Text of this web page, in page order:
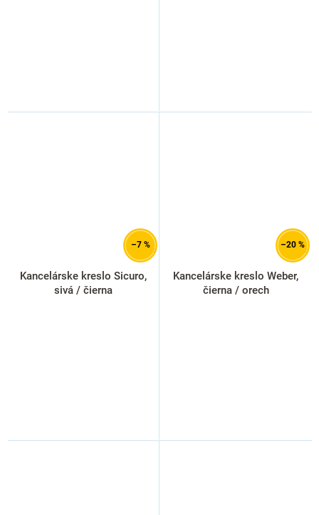
–7 %
Kancelárske kreslo Sicuro,
sivá / čierna
–20 %
Kancelárske kreslo Weber,
čierna / orech